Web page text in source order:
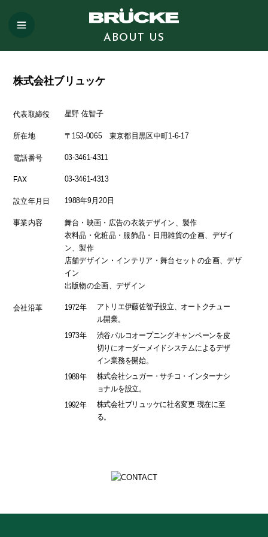
ABOUT US
株式会社ブリュッケ
代表取締役 星野 佐智子
所在地 〒153-0065 東京都目黒区中町1-6-17
電話番号 03-3461-4311
FAX 03-3461-4313
設立年月日 1988年9月20日
事業内容
舞台・映画・広告の衣装デザイン、製作
衣料品・化粧品・服飾品・日用雑貨の企画、デザイ
ン、製作
店舗デザイン・インテリア・舞台セットの企画、デザ
イン
出版物の企画、デザイン
会社沿革 1972年
アトリエ伊藤佐智子設立、オートクチュー
ル開業。
1973年
渋谷パルコオープニングキャンペーンを皮
切りにオーダーメイドシステムによるデザ
イン業務を開始。
1988年
株式会社シュガー・サチコ・インターナシ
ョナルを設立。
1992年
株式会社ブリュッケに社名変更 現在に至
る。